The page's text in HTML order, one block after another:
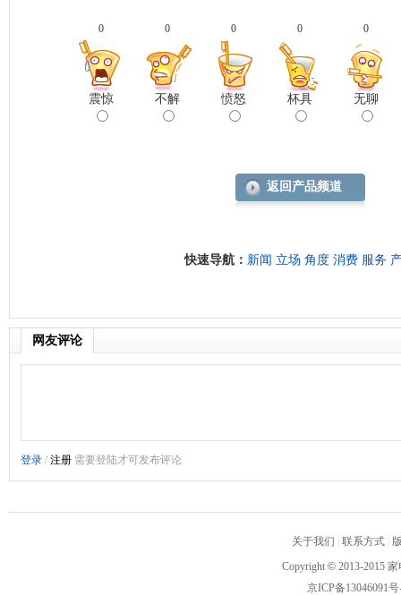
0
震惊
0
不解
0
愤怒
0
杯具
0
无聊
返回产品频道
快速导航： 新闻 立场 角度 消费 服务
网友评论
关于我们 联系方式
Copyright © 2013-2015
京ICP备13046091号